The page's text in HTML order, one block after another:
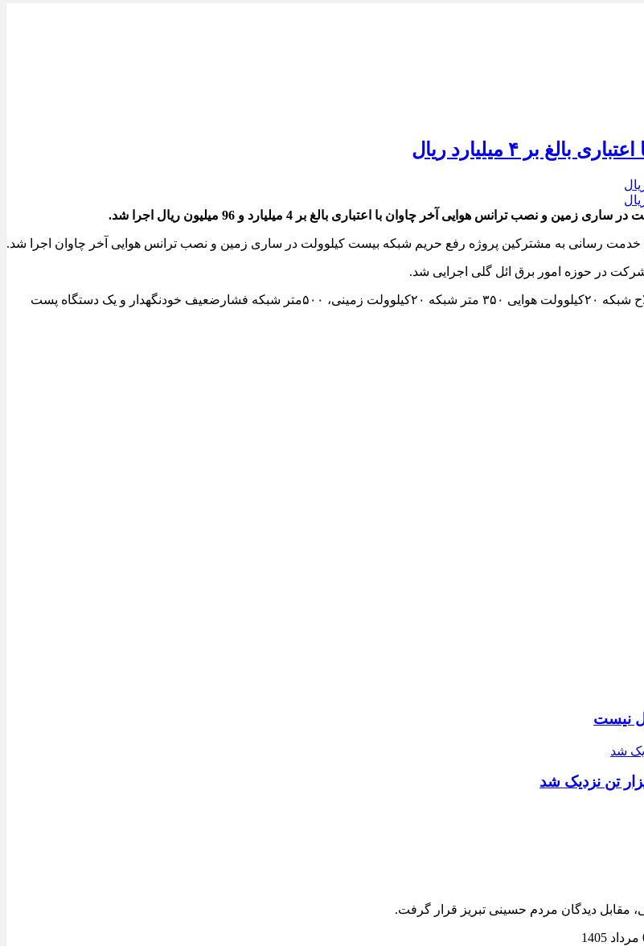
۴ میلیارد ریال
هوایی آخر چاوان با اعتباری بالغ بر 4 میلیارد و 96 میلیون ریال اجرا شد.
خدمت رسانی به مشترکین پروژه رفع حریم شبکه بیست کیلوولت در ساری زمین و نصب ترانس هوایی آخر چاوان اجرا شد.
مدیرعامل شرکت توزیع نیروی برق تبریز اضافه کرد: طی این پروژه ها علاوه بر اصلاح شبکه ۲۰کیلوولت هوایی ۳۵۰ متر شبکه ۲۰کیلوولت زمینی، ۵۰۰متر شبکه فشارضعیف خودنگهدار و یک دستگاه پست
نیست
مقابل دیدگان مردم حسینی تبریز قرار گرفت.